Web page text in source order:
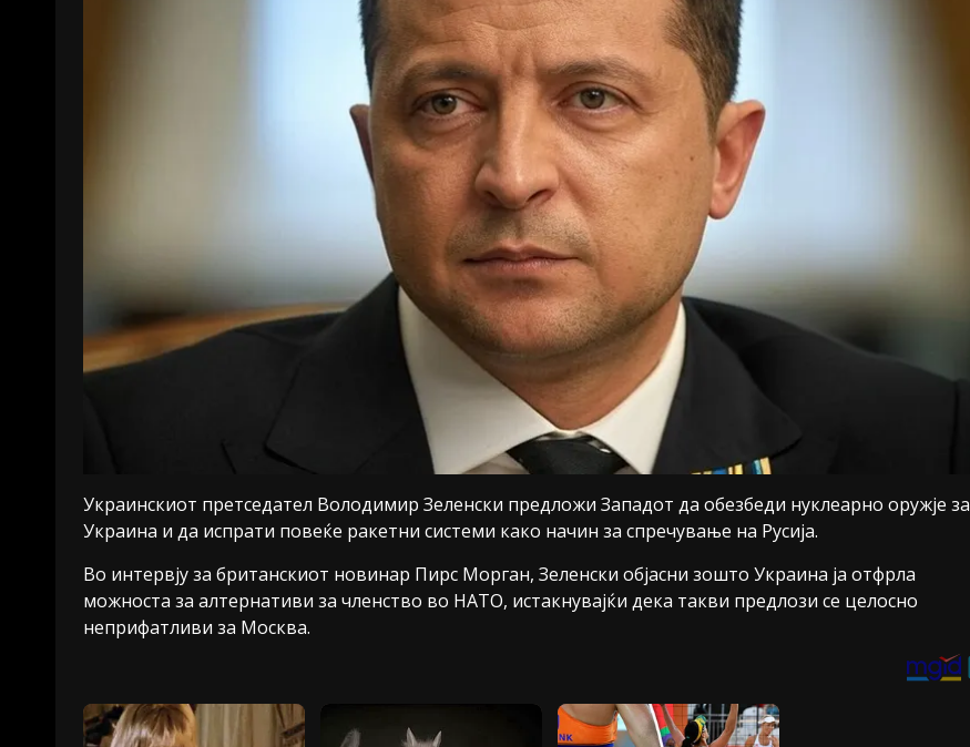
Украинскиот претседател Володимир Зеленски предложи Западот да обезбеди нуклеарно оружје за
Украина и да испрати повеќе ракетни системи како начин за спречување на Русија.
Во интервју за британскиот новинар Пирс Морган, Зеленски објасни зошто Украина ја отфрла
можноста за алтернативи за членство во НАТО, истакнувајќи дека такви предлози се целосно
неприфатливи за Москва.